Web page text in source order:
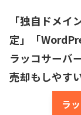
「独自ドメ
定」「
ラッコサーバ
売却もしやす
ラ